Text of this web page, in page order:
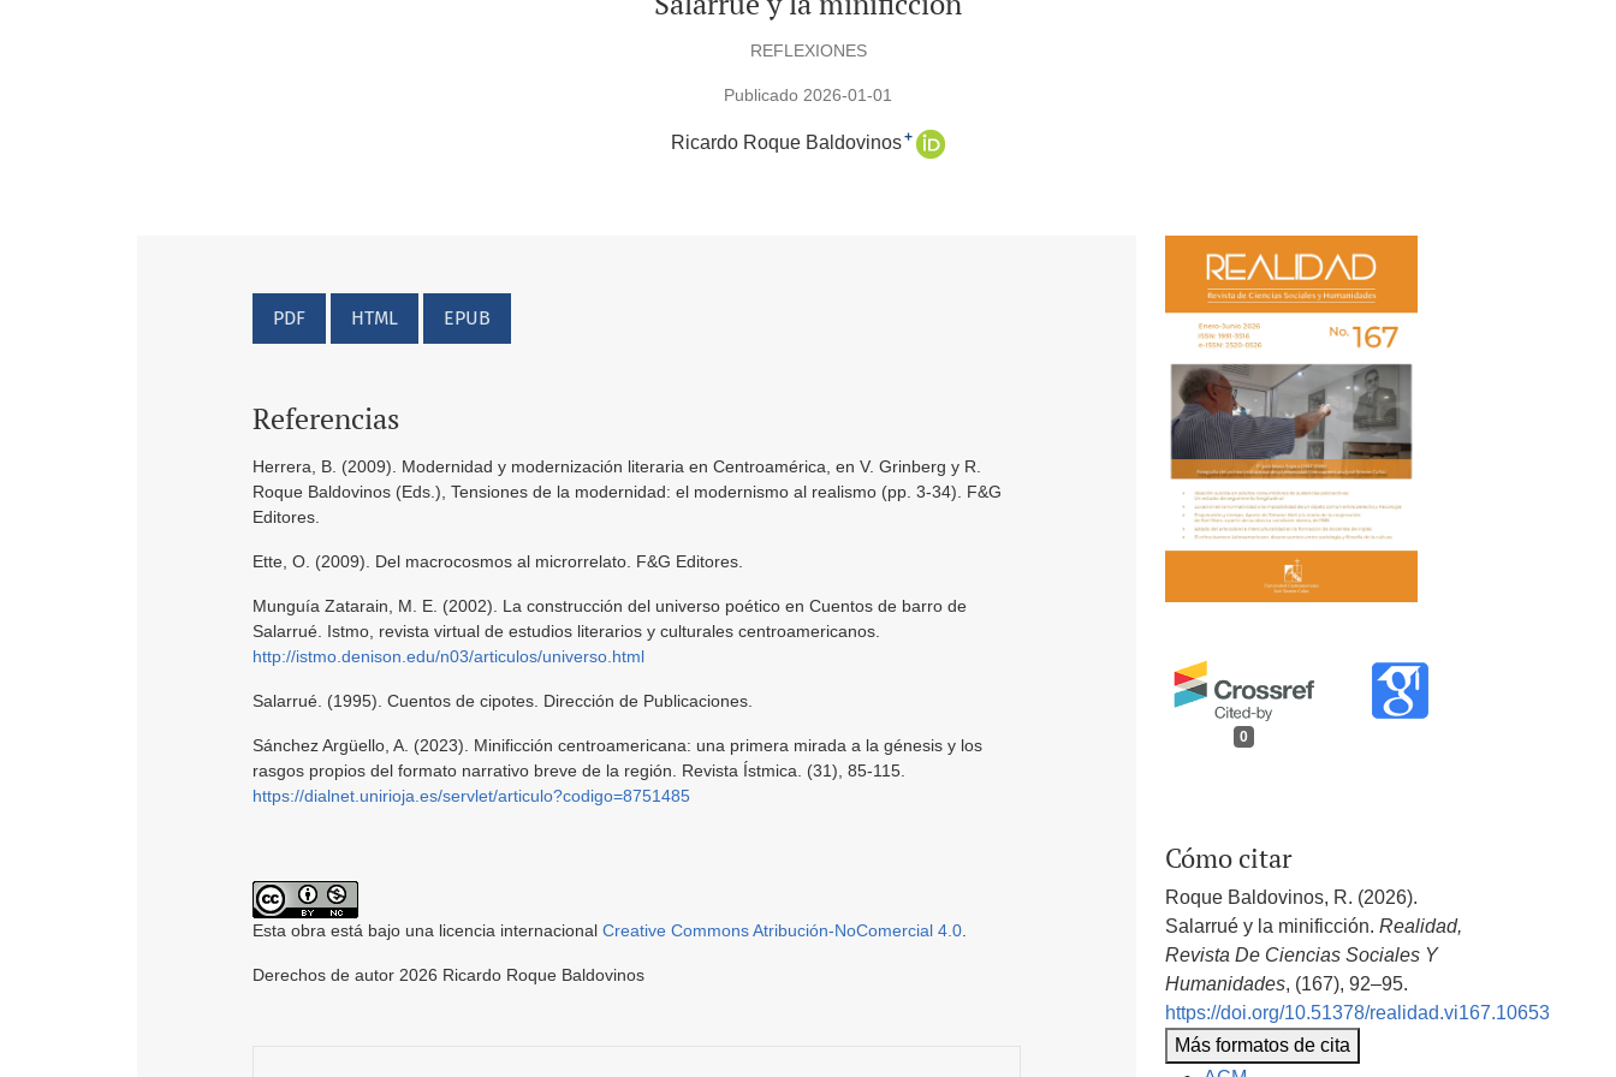
REFLEXIONES
Publicado 2026-01-01
Ricardo Roque Baldovinos+
0
Cómo citar
Roque Baldovinos, R. (2026).
Salarrué y la minificción. Realidad,
Revista De Ciencias Sociales Y
Humanidades, (167), 92–95.
https://doi.org/10.51378/realidad.vi167.10653
Más formatos de cita
PDF HTML EPUB
Referencias
Herrera, B. (2009). Modernidad y modernización literaria en Centroamérica, en V. Grinberg y R.
Roque Baldovinos (Eds.), Tensiones de la modernidad: el modernismo al realismo (pp. 3-34). F&G
Editores.
Ette, O. (2009). Del macrocosmos al microrrelato. F&G Editores.
Munguía Zatarain, M. E. (2002). La construcción del universo poético en Cuentos de barro de
Salarrué. Istmo, revista virtual de estudios literarios y culturales centroamericanos.
http://istmo.denison.edu/n03/articulos/universo.html
Salarrué. (1995). Cuentos de cipotes. Dirección de Publicaciones.
Sánchez Argüello, A. (2023). Minificción centroamericana: una primera mirada a la génesis y los
rasgos propios del formato narrativo breve de la región. Revista Ístmica. (31), 85-115.
https://dialnet.unirioja.es/servlet/articulo?codigo=8751485
Esta obra está bajo una licencia internacional Creative Commons Atribución-NoComercial 4.0
Derechos de autor 2026 Ricardo Roque Baldovinos